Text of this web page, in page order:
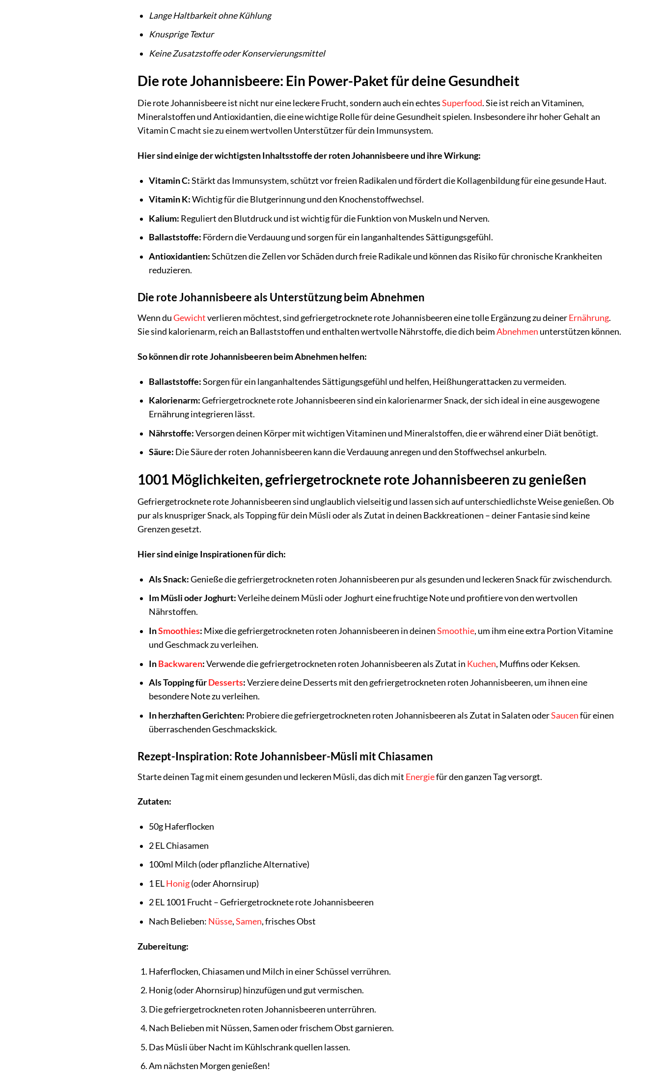
Lange Haltbarkeit ohne Kühlung
Knusprige Textur
Keine Zusatzstoffe oder Konservierungsmittel
Die rote Johannisbeere: Ein Power-Paket für deine Gesundheit
Die rote Johannisbeere ist nicht nur eine leckere Frucht, sondern auch ein echtesSuperfood. Sie ist reich an Vitaminen,
Mineralstoffen und Antioxidantien, die eine wichtige Rolle für deine Gesundheit spielen. Insbesondere ihr hoher Gehalt an
Vitamin C macht sie zu einem wertvollen Unterstützer für dein Immunsystem.
Hier sind einige der wichtigsten Inhaltsstoffe der roten Johannisbeere und ihre Wirkung:
Vitamin C:Stärkt das Immunsystem, schützt vor freien Radikalen und fördert die Kollagenbildung für eine gesunde Haut.
Vitamin K:Wichtig für die Blutgerinnung und den Knochenstoffwechsel.
Kalium: Reguliert den Blutdruck und ist wichtig für die Funktion von Muskeln und Nerven.
Ballaststoffe: Fördern die Verdauung und sorgen für ein langanhaltendes Sättigungsgefühl.
Antioxidantien:Schützen die Zellen vor Schäden durch freie Radikale und können das Risiko für chronische Krankheiten
reduzieren.
Die rote Johannisbeere als Unterstützung beim Abnehmen
Wenn duGewichtverlieren möchtest, sind gefriergetrocknete rote Johannisbeeren eine tolle Ergänzung zu deinerErnährung.
Sie sind kalorienarm, reich an Ballaststoffen und enthalten wertvolle Nährstoffe, die dich beimAbnehmen unterstützen können.
So können dir rote Johannisbeeren beim Abnehmen helfen:
Ballaststoffe:Sorgen für ein langanhaltendes Sättigungsgefühl und helfen, Heißhungerattacken zu vermeiden.
Kalorienarm:Gefriergetrocknete rote Johannisbeeren sind ein kalorienarmer Snack, der sich ideal in eine ausgewogene
Ernährung integrieren lässt.
Nährstoffe:Versorgen deinen Körper mit wichtigen Vitaminen und Mineralstoffen, die er während einer Diät benötigt.
Säure: Die Säure der roten Johannisbeeren kann die Verdauung anregen und den Stoffwechsel ankurbeln.
1001 Möglichkeiten, gefriergetrocknete rote Johannisbeeren zu genießen
Gefriergetrocknete rote Johannisbeeren sind unglaublich vielseitig und lassen sich auf unterschiedlichste Weise genießen. Ob
pur als knuspriger Snack, als Topping für dein Müsli oder als Zutat in deinen Backkreationen – deiner Fantasie sind keine
Grenzen gesetzt.
Hier sind einige Inspirationen für dich:
Als Snack:Genieße die gefriergetrockneten roten Johannisbeeren pur als gesunden und leckeren Snack für zwischendurch.
Im Müsli oder Joghurt:Verleihe deinem Müsli oder Joghurt eine fruchtige Note und profitiere von den wertvollen
Nährstoffen.
InSmoothies: Mixe die gefriergetrockneten roten Johannisbeeren in deinenSmoothie, um ihm eine extra Portion Vitamine
und Geschmack zu verleihen.
InBackwaren:Verwende die gefriergetrockneten roten Johannisbeeren als Zutat in Kuchen, Muffins oder Keksen.
Als Topping fürDesserts:Verziere deine Desserts mit den gefriergetrockneten roten Johannisbeeren, um ihnen eine
besondere Note zu verleihen.
In herzhaften Gerichten: Probiere die gefriergetrockneten roten Johannisbeeren als Zutat in Salaten oderSaucenfür einen
überraschenden Geschmackskick.
Rezept-Inspiration: Rote Johannisbeer-Müsli mit Chiasamen
Starte deinen Tag mit einem gesunden und leckeren Müsli, das dich mit Energiefür den ganzen Tag versorgt.
Zutaten:
50g Haferflocken
2 EL Chiasamen
100ml Milch (oder pflanzliche Alternative)
1 ELHonig(oder Ahornsirup)
2 EL 1001 Frucht – Gefriergetrocknete rote Johannisbeeren
Nach Belieben: Nüsse,Samen, frisches Obst
Zubereitung:
Haferflocken, Chiasamen und Milch in einer Schüssel verrühren.
Honig (oder Ahornsirup) hinzufügen und gut vermischen.
Die gefriergetrockneten roten Johannisbeeren unterrühren.
Nach Belieben mit Nüssen, Samen oder frischem Obst garnieren.
Das Müsli über Nacht im Kühlschrank quellen lassen.
Am nächsten Morgen genießen!